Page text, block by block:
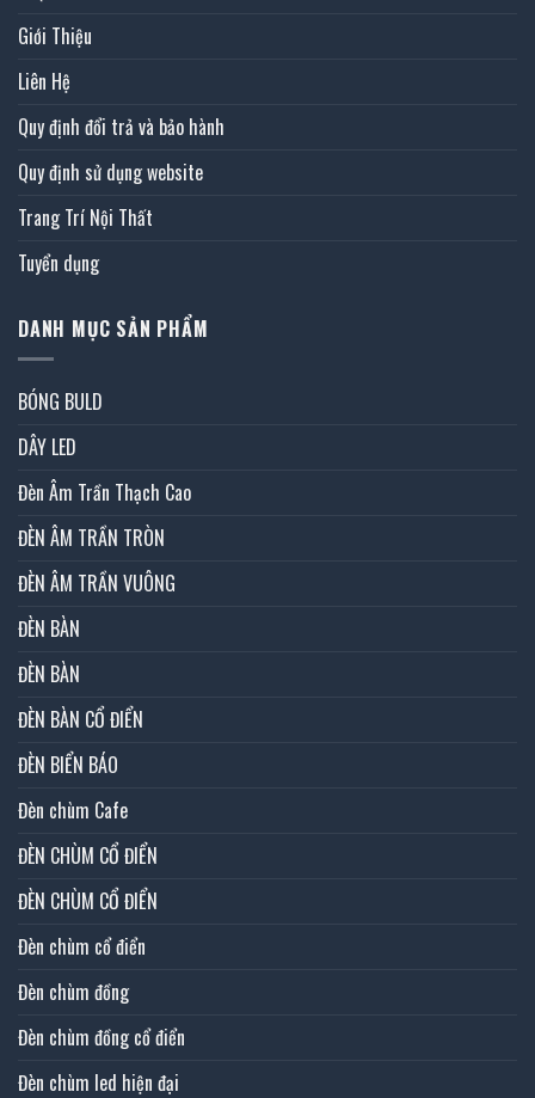
Giới Thiệu
Liên Hệ
Quy định đổi trả và bảo hành
Quy định sử dụng website
Trang Trí Nội Thất
Tuyển dụng
DANH MỤC SẢN PHẨM
BÓNG BULD
DÂY LED
Đèn Âm Trần Thạch Cao
ĐÈN ÂM TRẦN TRÒN
ĐÈN ÂM TRẦN VUÔNG
ĐÈN BÀN
ĐÈN BÀN
ĐÈN BÀN CỔ ĐIỂN
ĐÈN BIỂN BÁO
Đèn chùm Cafe
ĐÈN CHÙM CỔ ĐIỂN
ĐÈN CHÙM CỔ ĐIỂN
Đèn chùm cổ điển
Đèn chùm đồng
Đèn chùm đồng cổ điển
Đèn chùm led hiện đại